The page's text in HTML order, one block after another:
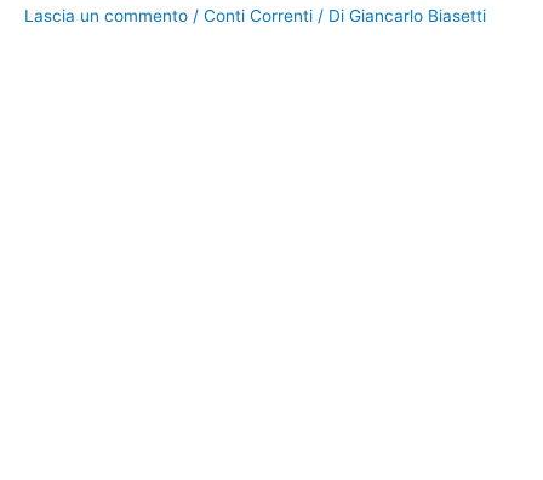
Lascia un commento / Conti Correnti / Di Giancarlo Biasetti